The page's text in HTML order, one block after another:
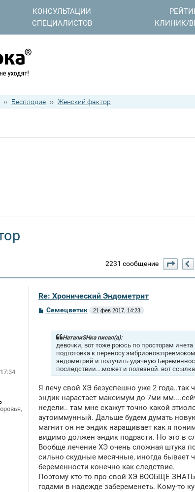
КОНСУЛЬТАЦИИ
СПЕЦИАЛИСТОВ
КЛИНИК/
›› Бесплодие ›› Женский фактор
2231 сообщение
Re: Хронический Эндометрит
ССемецветик 21 фев 2017, 14:23
НаталиSHка писал(а):
девочки, вот тоже роюсь по просторам
подготовка к переносу
эндометрий и получить удачную
последствии....может и полезной. вот
Я лечу свой ХЭ безуспешно уже 2 года..так
эндик нарастает максимум до 7ми
недели.. там мне скажут точно какой
аутоиммунный. Дальше будем думать
магнит он не эндик наращивает как я
видимо должен эндик подрасти. Но это в
Вообще лечение ХЭ очень сложная штука
сильно скудные месячные, иногда бывает
беременности конечно как следствие.
Поэтому кто-то про свой ХЭ ВООБЩЕ
годами в надежде забеременеть. Кому-то